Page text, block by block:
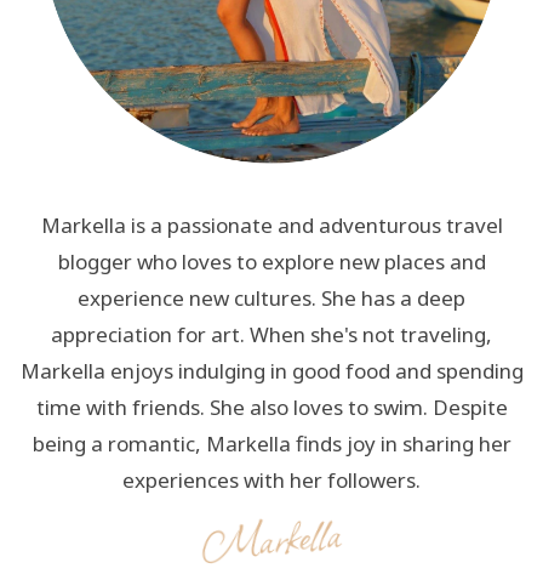
Markella is a passionate and adventurous travel
blogger who loves to explore new places and
experience new cultures. She has a deep
appreciation for art. When she's not traveling,
Markella enjoys indulging in good food and spending
time with friends. She also loves to swim. Despite
being a romantic, Markella finds joy in sharing her
experiences with her followers.